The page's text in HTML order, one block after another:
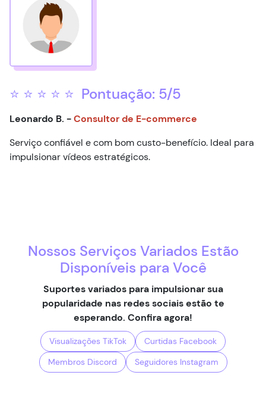
⭐ ⭐ ⭐ ⭐ ⭐ Pontuação: 5/5
Leonardo B. -Consultor de E-commerce
Serviço confiável e com bom custo-benefício. Ideal para
impulsionar vídeos estratégicos.
Nossos Serviços Variados Estão
Disponíveis para Você
Suportes variados para impulsionar sua
popularidade nas redes sociais estão te
esperando. Confira agora!
Visualizações TikTok
Curtidas Facebook
Membros Discord
Seguidores Instagram